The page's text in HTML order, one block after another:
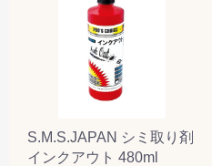
S.M.S.JAPAN シミ取り剤
インクアウト 480ml